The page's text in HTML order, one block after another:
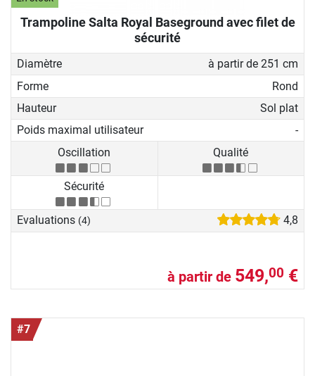
Trampoline Salta Royal Baseground avec filet de
sécurité
Diamètre
à partir de 251 cm
Forme
Rond
Hauteur
Sol plat
Poids maximal utilisateur
-
Oscillation
Qualité
Sécurité
Evaluations (4) 4,8
à partir de 549,00 €
#7